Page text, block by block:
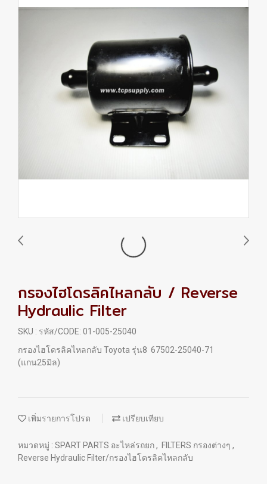
กรองไฮโดรลิคไหลกลับ / Reverse
Hydraulic Filter
SKU : รหัส/CODE: 01-005-25040
กรองไฮโดรลิคไหลกลับ Toyota รุ่น8 67502-25040-71
(แกน25มิล)
เพิ่มรายการโปรด เปรียบเทียบ
หมวดหมู่ : SPART PARTS อะไหล่รถยก, FILTERS กรองต่างๆ ,
Reverse Hydraulic Filter/กรองไฮโดรลิคไหลกลับ